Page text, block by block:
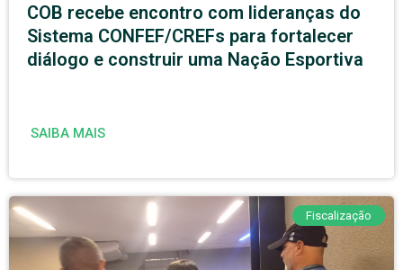
COB recebe encontro com lideranças do
Sistema CONFEF/CREFs para fortalecer
diálogo e construir uma Nação Esportiva
SAIBA MAIS
Fiscalização